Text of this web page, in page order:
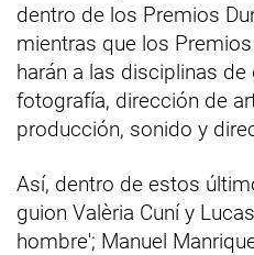
dentro de los Premios
mientras que los
harán a las disciplinas
fotografía, dirección de
producción, sonido y
Así, dentro de estos
guion Valèria Cuní y
hombre'; Manuel